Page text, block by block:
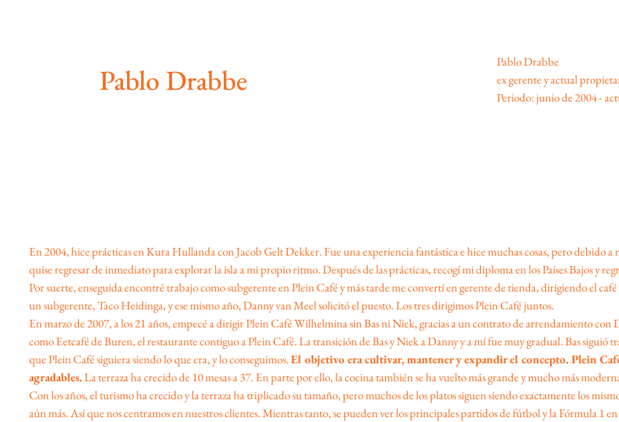
Pablo Drabbe
Pablo Drabbe
ex gerente y actual
Periodo: junio de 2004 -
En 2004, hice prácticas en Kura Hullanda con Jacob Gelt Dekker. Fue una experiencia fantástica e hice muchas cosas, pero debido
quise regresar de inmediato para explorar la isla a mi propio ritmo. Después de las prácticas, recogí mi diploma en los Países Bajos y
Por suerte, enseguida encontré trabajo como subgerente en Plein Café y más tarde me convertí en gerente de tienda, dirigiendo el
un subgerente, Taco Heidinga, y ese mismo año, Danny van Meel solicitó el puesto. Los tres dirigimos Plein Café juntos.
En marzo de 2007, a los 21 años, empecé a dirigir Plein Café Wilhelmina sin Bas ni Niek, gracias a un contrato de arrendamiento
como Eetcafé de Buren, el restaurante contiguo a Plein Café. La transición de Bas y Niek a Danny y a mí fue muy gradual. Bas
que Plein Café siguiera siendo lo que era, y lo conseguimos.El objetivo era cultivar, mantener y expandir el concepto. Plein
agradables.La terraza ha crecido de 10 mesas a 37. En parte por ello, la cocina también se ha vuelto más grande y mucho más
Con los años, el turismo ha crecido y la terraza ha triplicado su tamaño, pero muchos de los platos siguen siendo exactamente los
aún más. Así que nos centramos en nuestros clientes. Mientras tanto, se pueden ver los principales partidos de fútbol y la Fórmula 1